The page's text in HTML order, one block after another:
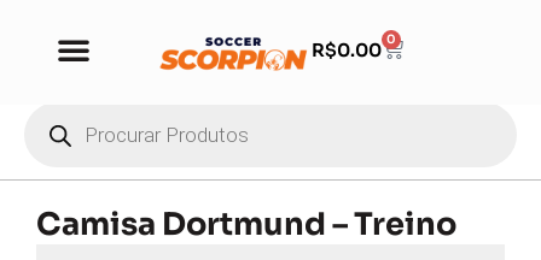
R$0.00 0
Camisa Dortmund – Treino